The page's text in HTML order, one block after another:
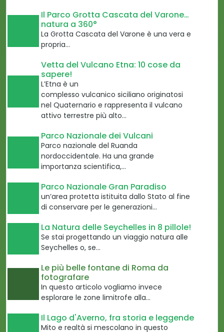
Il Parco Grotta Cascata del Varone…
natura a 360°
La Grotta Cascata del Varone è una vera e
propria…
Vetta del Vulcano Etna: 10 cose da
sapere!
L’Etna è un
complesso vulcanico siciliano originatosi
nel Quaternario e rappresenta il vulcano
attivo terrestre più alto…
Parco Nazionale dei Vulcani
Parco nazionale del Ruanda
nordoccidentale. Ha una grande
importanza scientifica,…
Parco Nazionale Gran Paradiso
un’area protetta istituita dallo Stato al fine
di conservare per le generazioni…
La Natura delle Seychelles in 8 pillole!
Se stai progettando un viaggio natura alle
Seychelles o, se…
Le più belle fontane di Roma da
fotografare
In questo articolo vogliamo invece
esplorare le zone limitrofe alla…
Il Lago d'Averno, fra storia e leggende
Mito e realtà si mescolano in questo